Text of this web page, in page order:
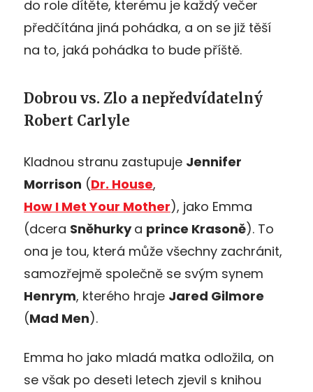
do role dítěte, kterému je každý večer
předčítána jiná pohádka, a on se již těší
na to, jaká pohádka to bude příště.
Dobrou vs. Zlo a nepředvídatelný
Robert Carlyle
Kladnou stranu zastupuje Jennifer
Morrison (Dr. House,
How I Met Your Mother), jako Emma
(dcera Sněhurkya prince Krasoně). To
ona je tou, která může všechny zachránit,
samozřejmě společně se svým synem
Henrym, kterého hraje Jared Gilmore
(Mad Men).
Emma ho jako mladá matka odložila, on
se však po deseti letech zjevil s knihou